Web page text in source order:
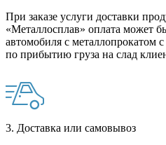
При заказе услуги доставки
«Металлосплав» оплата может
автомобиля с металлопрокатом
по прибытию груза на слад
3. Доставка или самовывоз